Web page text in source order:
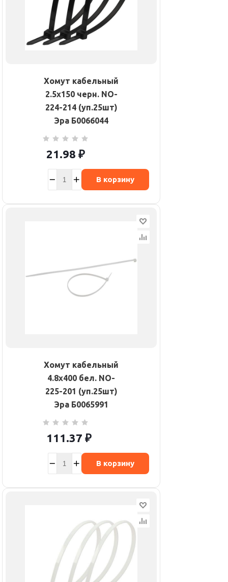
Хомут кабельный
2.5х150 черн. NO-
224-214 (уп.25шт)
Эра Б0066044
21.98 ₽
В корзину
Хомут кабельный
4.8х400 бел. NO-
225-201 (уп.25шт)
Эра Б0065991
111.37 ₽
В корзину